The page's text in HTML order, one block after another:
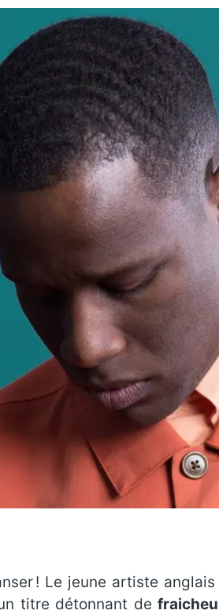
! Le jeune artiste anglais
titre détonnant de